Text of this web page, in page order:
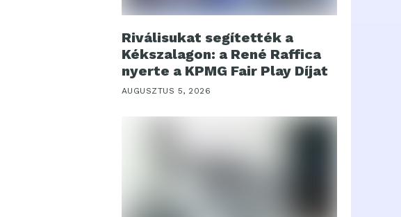
Riválisukat segítették a
Kékszalagon: a René Raffica
nyerte a KPMG Fair Play Díjat
AUGUSZTUS 5, 2026